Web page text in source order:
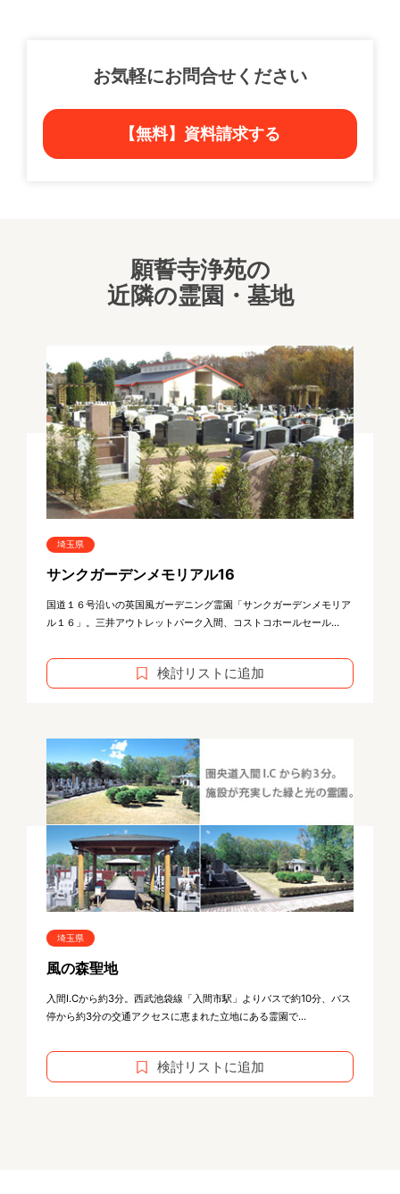
お気軽にお問合せください
【無料】資料請求する
願誓寺浄苑の
近隣の霊園・墓地
埼玉県
サンクガーデンメモリアル16
国道１６号沿いの英国風ガーデニング霊園「サンクガーデンメモリア
ル１６」。三井アウトレットパーク入間、コストコホールセール...
検討リストに追加
埼玉県
風の森聖地
入間I.Cから約3分。西武池袋線「入間市駅」よりバスで約10分、バス
停から約3分の交通アクセスに恵まれた立地にある霊園で...
検討リストに追加